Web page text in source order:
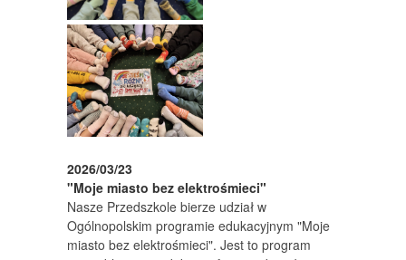
2026/03/23
"Moje miasto bez elektrośmieci"
Nasze Przedszkole bierze udział w
Ogólnopolskim programie edukacyjnym "Moje
miasto bez elektrośmieci". Jest to program